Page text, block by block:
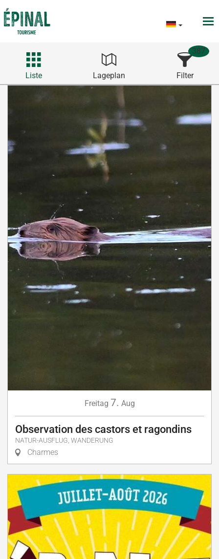
Liste Lageplan Filter
387
Freitag 7. Aug
Observation des castors et ragondins
NATUR-AUSFLUG, WANDERUNG
Charmes